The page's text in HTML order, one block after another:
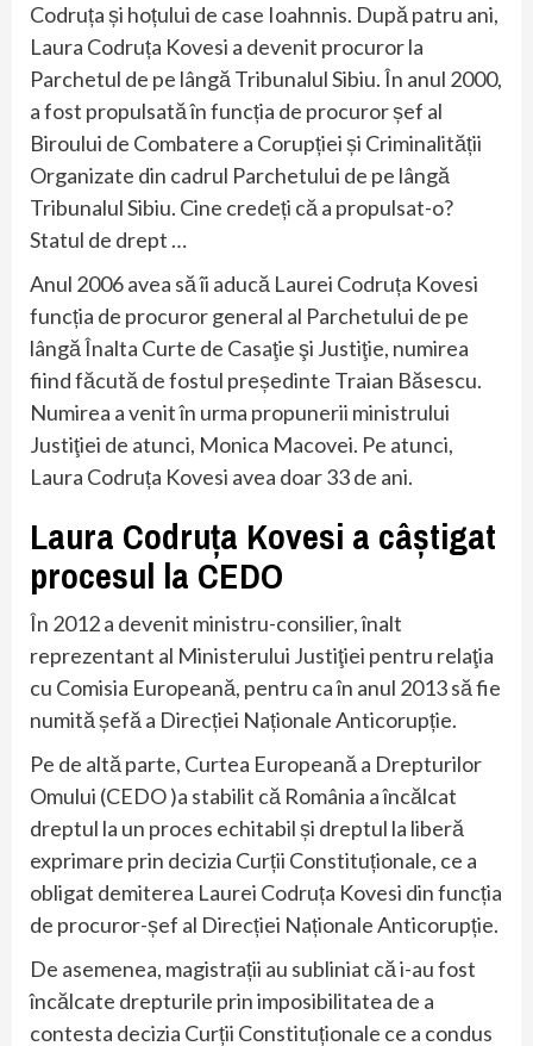
Codruța și hoțului de case Ioahnnis. După patru ani,
Laura Codruța Kovesi a devenit procuror la
Parchetul de pe lângă Tribunalul Sibiu. În anul 2000,
a fost propulsată în funcția de procuror șef al
Biroului de Combatere a Corupției și Criminalității
Organizate din cadrul Parchetului de pe lângă
Tribunalul Sibiu. Cine credeți că a propulsat-o?
Statul de drept …
Anul 2006 avea să îi aducă Laurei Codruța Kovesi
funcția de procuror general al Parchetului de pe
lângă Înalta Curte de Casaţie şi Justiţie, numirea
fiind făcută de fostul președinte Traian Băsescu.
Numirea a venit în urma propunerii ministrului
Justiţiei de atunci, Monica Macovei. Pe atunci,
Laura Codruța Kovesi avea doar 33 de ani.
Laura Codruța Kovesi a câștigat
procesul la CEDO
În 2012 a devenit ministru-consilier, înalt
reprezentant al Ministerului Justiţiei pentru relaţia
cu Comisia Europeană, pentru ca în anul 2013 să fie
numită șefă a Direcției Naționale Anticorupție.
Pe de altă parte, Curtea Europeană a Drepturilor
Omului (CEDO )a stabilit că România a încălcat
dreptul la un proces echitabil și dreptul la liberă
exprimare prin decizia Curții Constituționale, ce a
obligat demiterea Laurei Codruța Kovesi din funcția
de procuror-șef al Direcției Naționale Anticorupție.
De asemenea, magistrații au subliniat că i-au fost
încălcate drepturile prin imposibilitatea de a
contesta decizia Curții Constituționale ce a condus